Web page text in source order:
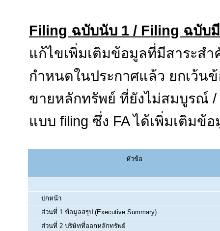
Filing ฉบับนับ 1 / Filing ฉบับ
แก้ไขเพิ่มเติมข้อมูลที่มีสาระส
กำหนดในประกาศแล้ว ยกเว้น
ขายหลักทรัพย์ ที่ยังไม่สมบูรณ์
แบบ filing ซึ่ง FA ได้เพิ่มเติมข้
หัวข้อ
ปกหน้า
ส่วนที่ 1 ข้อมูลสรุป (Executive Summary)
ส่วนที่ 2 บริษัทที่ออกหลักทรัพย์